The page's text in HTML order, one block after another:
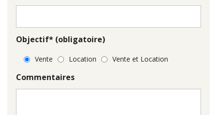
Objectif* (obligatoire)
Vente Location Vente et Location
Commentaires